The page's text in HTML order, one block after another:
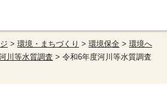
> 環境・まちづくり > 環境保全 > 環境へ
川等水質調査 > 令和6年度河川等水質調査